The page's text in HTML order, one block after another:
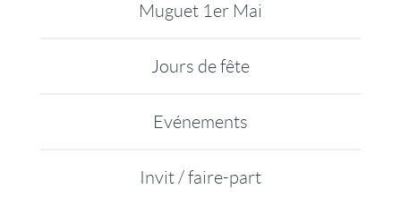
Muguet 1er Mai
Jours de fête
Evénements
Invit / faire-part